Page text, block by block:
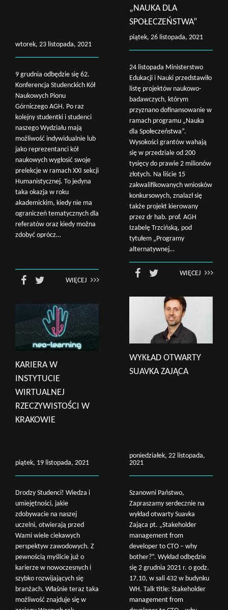
„NAUKA DLA
SPOŁECZEŃSTWA”
piątek, 26 listopada, 2021
24 listopada Ministerstwo
Edukacji i Nauki przedstawiło
listę projektów naukowo-
badawczych, którym
przyznano dofinansowanie w
ramach programu „Nauka
dla Społeczeństwa”.
Wysokości grantów wahają
się w przedziale od 200
tysięcy do prawie 2 milionów
złotych. Na liście 15
zakwalifikowanych wniosków
konkursowych, znalazł się
także projekt kierowany
przez dr hab. prof. AGH
Izabelę Trzcińską, pod
tytułem „Programy
alternatywnej…
WIĘCEJ
wtorek, 23 listopada, 2021
9 grudnia odbędzie się 62.
Konferencja Studenckich Kół
Naukowych Pionu
Górniczego AGH. Po raz
kolejny studentki i studenci
naszego Wydziału mają
możliwość indywidualnie lub
jako reprezentanci kół
naukowych wygłosić swoje
prelekcje w ramach XXI sekcji
Humanistycznej. To jedyna
taka okazja w roku
akademickim, kiedy nie ma
ograniczeń tematycznych dla
referatów oraz kiedy można
zdobyć oprócz…
WIĘCEJ
WYKŁAD OTWARTY
SUAVKA ZAJĄCA
poniedziałek, 22 listopada,
2021
Szanowni Państwo,
Zapraszamy serdecznie na
wykład otwarty Suavka
Zająca pt. „Stakeholder
management from
developer to CTO – why
bother?”. Wykład odbędzie
się 2 grudnia 2021 r. o godz.
17.10, w sali 432 w budynku
WH. Talk title: Stakeholder
management from
KARIERA W
INSTYTUCIE
WIRTUALNEJ
RZECZYWISTOŚCI W
KRAKOWIE
piątek, 19 listopada, 2021
Drodzy Studenci! Wiedza i
umiejętności, jakie
zdobywacie na naszej
uczelni, otwierają przed
Wami wiele ciekawych
perspektyw zawodowych. Z
pewnością myślicie już o
karierze w nowoczesnych i
szybko rozwijających się
branżach. Właśnie teraz taka
możliwość znajduje się w